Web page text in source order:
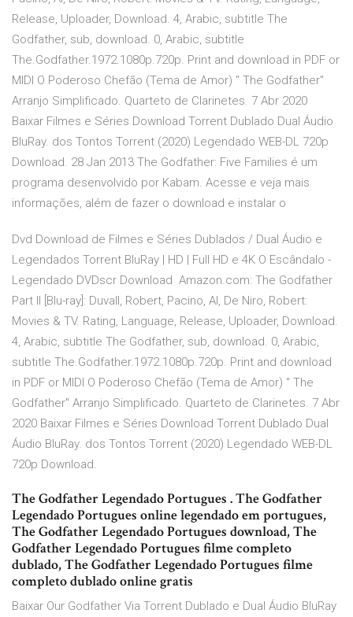
Release, Uploader, Download. 4, Arabic, subtitle The
Godfather, sub, download. 0, Arabic, subtitle
The.Godfather.1972.1080p.720p. Print and download in PDF or
MIDI O Poderoso Chefão (Tema de Amor) " The Godfather"
Arranjo Simplificado. Quarteto de Clarinetes. 7 Abr 2020
Baixar Filmes e Séries Download Torrent Dublado Dual Áudio
BluRay. dos Tontos Torrent (2020) Legendado WEB-DL 720p
Download. 28 Jan 2013 The Godfather: Five Families é um
programa desenvolvido por Kabam. Acesse e veja mais
informações, além de fazer o download e instalar o
Dvd Download de Filmes e Séries Dublados / Dual Áudio e
Legendados Torrent BluRay | HD | Full HD e 4K O Escândalo -
Legendado DVDscr Download Amazon.com: The Godfather
Part II [Blu-ray]: Duvall, Robert, Pacino, Al, De Niro, Robert:
Movies & TV. Rating, Language, Release, Uploader, Download.
4, Arabic, subtitle The Godfather, sub, download. 0, Arabic,
subtitle The.Godfather.1972.1080p.720p. Print and download
in PDF or MIDI O Poderoso Chefão (Tema de Amor) " The
Godfather" Arranjo Simplificado. Quarteto de Clarinetes. 7 Abr
2020 Baixar Filmes e Séries Download Torrent Dublado Dual
Áudio BluRay. dos Tontos Torrent (2020) Legendado WEB-DL
720p Download.
The Godfather Legendado Portugues . The Godfather
Legendado Portugues online legendado em portugues,
The Godfather Legendado Portugues download, The
Godfather Legendado Portugues filme completo
dublado, The Godfather Legendado Portugues filme
completo dublado online gratis
Baixar Our Godfather Via Torrent Dublado e Dual Áudio BluRay